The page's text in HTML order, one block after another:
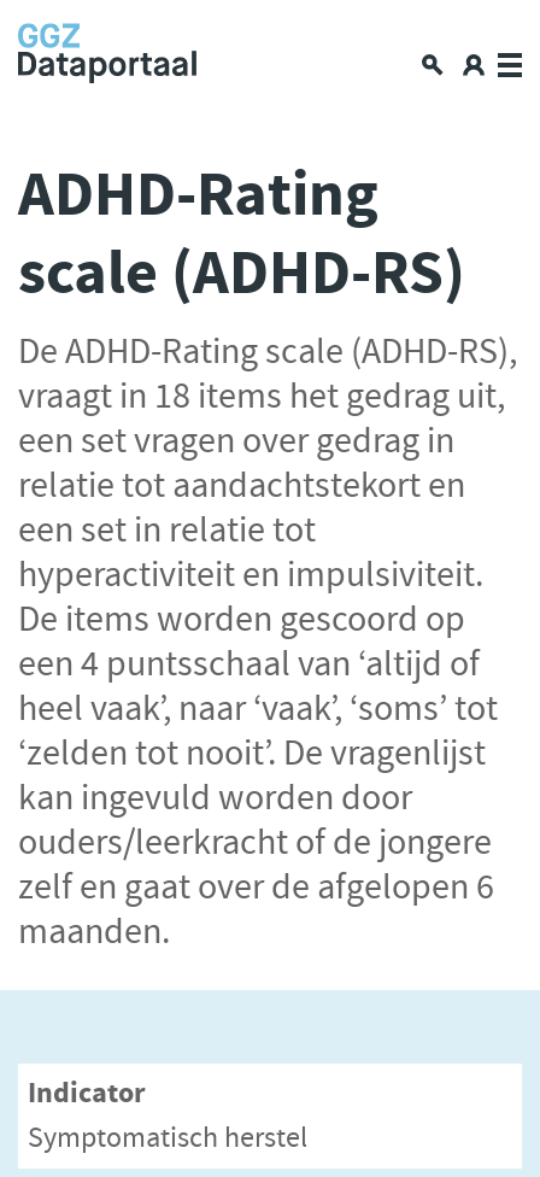
Openbare GGZ-cijfers
Spiegelinformatie
Workshop
GGZ Data blogs
Lerende netwerken
Nieuws en interviews
Data en privacy
Aan de slag met data delen
CGTp Check
Contact
ADHD-Rating
scale (ADHD-RS)
De ADHD-Rating scale (ADHD-RS),
vraagt in 18 items het gedrag uit,
een set vragen over gedrag in
relatie tot aandachtstekort en
een set in relatie tot
hyperactiviteit en impulsiviteit.
De items worden gescoord op
een 4 puntsschaal van ‘altijd of
heel vaak’, naar ‘vaak’, ‘soms’ tot
‘zelden tot nooit’. De vragenlijst
kan ingevuld worden door
ouders/leerkracht of de jongere
zelf en gaat over de afgelopen 6
maanden.
Indicator
Symptomatisch herstel